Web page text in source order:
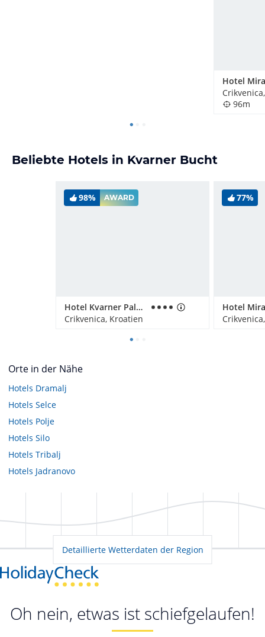
Hotel
96m
Beliebte Hotels in Kvarner Bucht
98% AWARD
Hotel Kvarner Palace
Crikvenica, Kroatien
77%
Hotel
Orte in der Nähe
Hotels Dramalj
Hotels Selce
Hotels Polje
Hotels Silo
Hotels Tribalj
Hotels Jadranovo
Detaillierte Wetterdaten der Region
Oh nein, etwas ist schiefgelaufen!